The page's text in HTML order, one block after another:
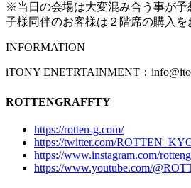
※当⽇の会場は⼤変混み合う事が予
⼦様同伴のお客様は２階席の購⼊を
INFORMATION
iTONY ENETRTAINMENT：
ROTTENGRAFFTY
https://rotten-g.com/
https://twitter.com/
https://www.instagram.com/
https://www.youtube.com/